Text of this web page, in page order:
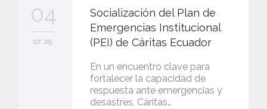
04
07 '25
Socialización del Plan de
Emergencias Institucional
(PEI) de Cáritas Ecuador
En un encuentro clave para
fortalecer la capacidad de
respuesta ante emergencias y
desastres, Cáritas…